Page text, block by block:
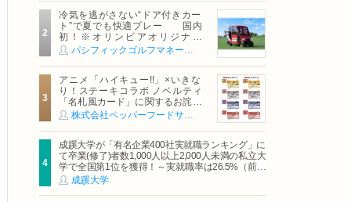
冷気を逃がさない“ドア付きカー
ト”で夏でも快適プレー 国内
初！※オリンピアオリジナル
「AirCon Cart（エアコンカー
ト）」導入 | ＰＧＭ
アニメ「ハイキュー!!」×いきな
り！ステーキコラボ ノベルティ
「名札風カード」に関するお詫び
および交換対応についてのご案内
成蹊大学が「有名企業400社実就職ランキング」に
て卒業(修了)者数1,000人以上2,000人未満の私立大
学で全国第1位を獲得！～実就職率は26.5%（前年
比＋4.3pt）に伸長、東京の私立大学でも10位にラ
ンクイン～
成蹊大学